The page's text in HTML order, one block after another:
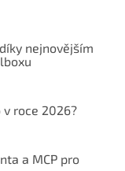
nejnovějším
v roce 2026?
a MCP pro